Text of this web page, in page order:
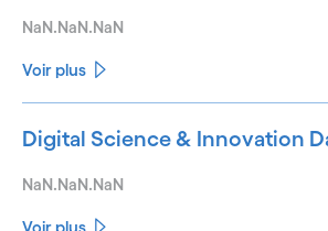
NaN.NaN.NaN
Voir plus
Digital Science & Innovation
NaN.NaN.NaN